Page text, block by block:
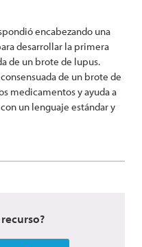
encabezando una
desarrollar la primera
de un brote de lupus.
de un brote de
medicamentos y ayuda a
un lenguaje estándar y